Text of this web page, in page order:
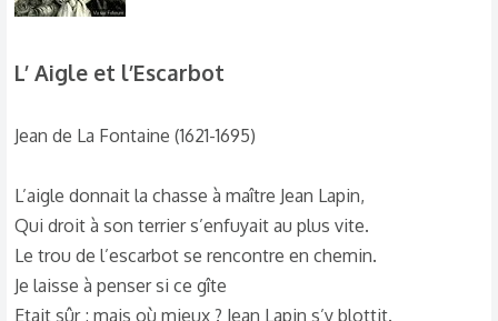
L’ Aigle et l’Escarbot​
Jean de La Fontaine (1621-1695)
L’aigle donnait la chasse à maître Jean Lapin,
Qui droit à son terrier s’enfuyait au plus vite.
Le trou de l’escarbot se rencontre en chemin.
Je laisse à penser si ce gîte
Etait sûr ; mais où mieux ? Jean Lapin s’y blottit.